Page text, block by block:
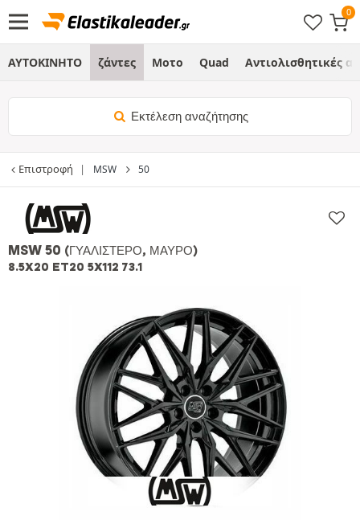
ΑΥΤΟΚΙΝΗΤΟ ζάντες Μοτο Quad Αντιολισθητικές
Εκτέλεση αναζήτησης
Επιστροφή MSW 50
MSW 50 (ΓΥΑΛΙΣΤΕΡΌ, ΜΑΎΡΟ)
8.5X20 ET20 5X112 73.1